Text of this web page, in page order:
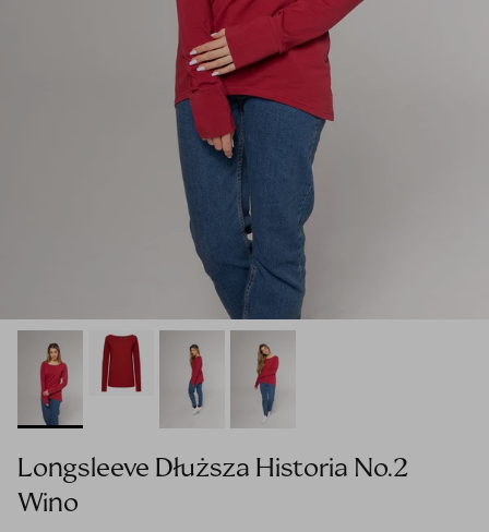
Longsleeve Dłuższa Historia No.2
Wino